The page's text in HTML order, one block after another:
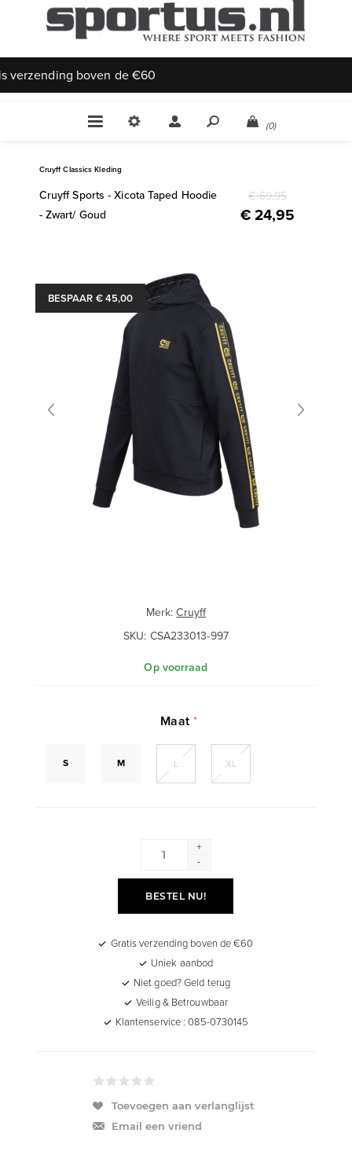
Uniek aanbod
(0)
Cruyff Classics Kleding
Cruyff Sports - Xicota Taped Hoodie
- Zwart/ Goud
€ 69,95
€ 24,95
BESPAAR € 45,00
Merk: Cruyff
SKU: CSA233013-997
Op voorraad
Maat*
S M L XL
+
-
BESTEL NU!
Gratis verzending boven de €60
Uniek aanbod
Niet goed? Geld terug
Veilig & Betrouwbaar
Klantenservice : 085-0730145
Toevoegen aan verlanglijst
Email een vriend